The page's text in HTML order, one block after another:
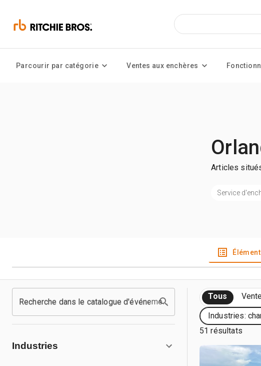
Parcourir par catégorie Ventes aux enchères
Articles
Service
Recherche dans le catalogue d'événements
Industries
Tous
Industries:
51 résultats